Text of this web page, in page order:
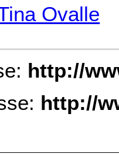
Ovalle
http://
http://